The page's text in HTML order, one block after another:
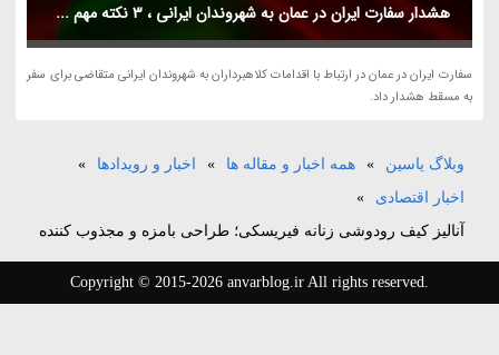
هشدار سفارت ایران در عمان به شهروندان ایرانی ، 3 نکته مهم ...
سفارت ایران در عمان در ارتباط با اقدامات کلاهبرداران به شهروندان ایرانی متقاضی برای سفر
به مسقط هشدار داد.
وبلاگ یاسین » همه اخبار و مقاله ها » اخبار و رویدادها
»
اخبار اقتصادی
»
آنالیز کیف رودوشی زنانه فیریسکی؛ طراحی بامزه و مجذوب کننده
Copyright © 2015-2026 anvarblog.ir All rights reserved.